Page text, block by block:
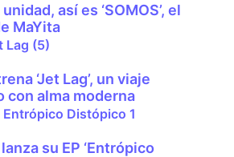
así es ‘SOMOS’, el
MaYita
‘Jet Lag’, un viaje
con alma moderna
su EP ‘Entrópico